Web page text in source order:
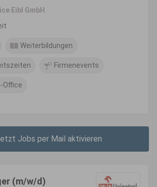
Eibl GmbH
Weiterbildungen
Firmenevents
Office
Jobs per Mail aktivieren
(m/w/d)